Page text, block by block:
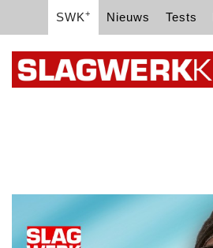
SWK+ Nieuws Tests